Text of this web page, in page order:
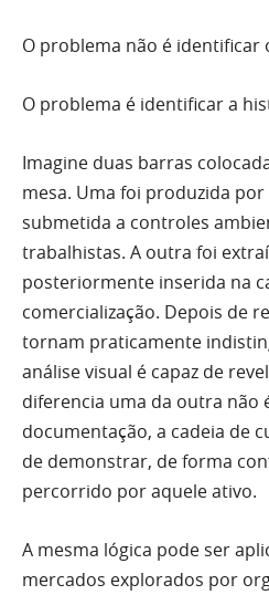
O problema não é identificar
O problema é identificar a
Imagine duas barras
mesa. Uma foi produzida
submetida a controles
trabalhistas. A outra foi
posteriormente inserida na
comercialização. Depois de
tornam praticamente
análise visual é capaz de
diferencia uma da outra não
documentação, a cadeia de
de demonstrar, de forma
percorrido por aquele ativo.
A mesma lógica pode ser
mercados explorados por